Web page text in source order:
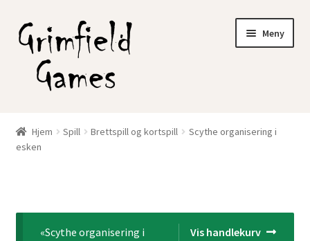
Hopp
til
navigasjon
Hopp
til
innhold
Meny
Nettbutikk
Hjem Spill Brettspill og kortspill
Scythe organisering i
esken
Vis handlekurv
«Scythe organisering i